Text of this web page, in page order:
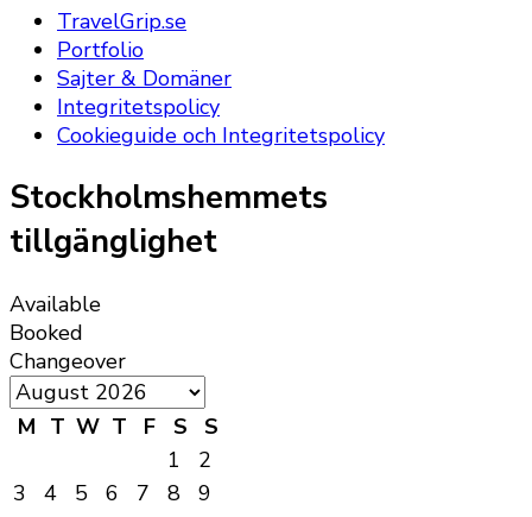
TravelGrip.se
Portfolio
Sajter & Domäner
Integritetspolicy
Cookieguide och Integritetspolicy
Stockholmshemmets
tillgänglighet
Available
Booked
Changeover
M T W T F S
S
1
2
3
4 5 6 7 8
9